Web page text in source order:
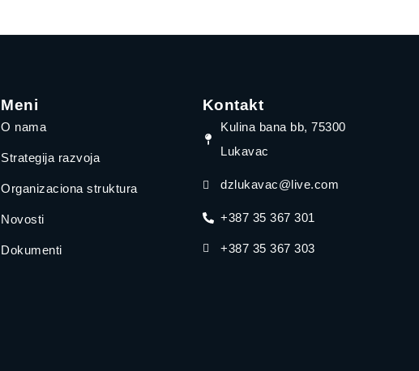
Meni
O nama
Strategija razvoja
Organizaciona struktura
Novosti
Dokumenti
Kontakt
Kulina bana bb, 75300
Lukavac
dzlukavac@live.com
+387 35 367 301
+387 35 367 303